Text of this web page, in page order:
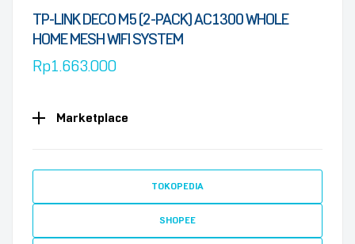
TP-LINK DECO M5 (2-PACK) AC1300 WHOLE
HOME MESH WIFI SYSTEM
Rp1.663.000
Marketplace
TOKOPEDIA
SHOPEE